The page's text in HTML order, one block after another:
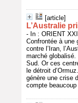
[article]
L’Australie
- In : ORIENT
Confrontée à une
contre l’Iran,
marché
Sud. Or ces
le détroit
génère une crise
compte beaucoup